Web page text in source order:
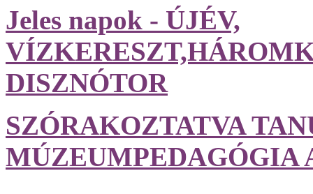
Jeles napok - ÚJÉV,
DISZNÓTOR
SZÓRAKOZTATVA
MÚZEUMPEDAGÓGIA